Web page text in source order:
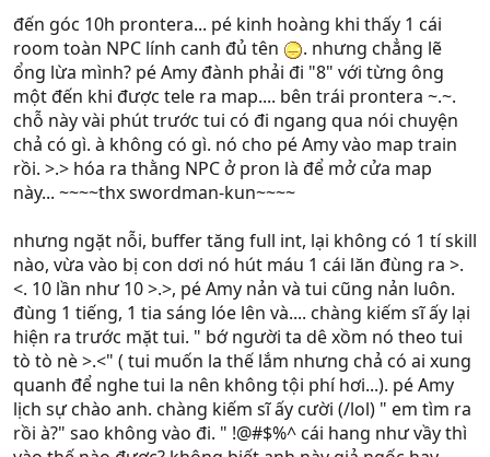
đến góc 10h prontera... pé kinh hoàng khi thấy 1 cái
room toàn NPC lính canh đủ tên
. nhưng chẳng lẽ
ổng lừa mình? pé Amy đành phải đi "8" với từng ông
một đến khi được tele ra map.... bên trái prontera ~.~.
chỗ này vài phút trước tui có đi ngang qua nói chuyện
chả có gì. à không có gì. nó cho pé Amy vào map train
rồi. >.> hóa ra thằng NPC ở pron là để mở cửa map
này... ~~~~thx swordman-kun~~~~
nhưng ngặt nỗi, buffer tăng full int, lại không có 1 tí skill
nào, vừa vào bị con dơi nó hút máu 1 cái lăn đùng ra >.
<. 10 lần như 10 >.>, pé Amy nản và tui cũng nản luôn.
đùng 1 tiếng, 1 tia sáng lóe lên và.... chàng kiếm sĩ ấy lại
hiện ra trước mặt tui. " bớ người ta dê xồm nó theo tui
tò tò nè >.<" ( tui muốn la thế lắm nhưng chả có ai xung
quanh để nghe tui la nên không tội phí hơi...). pé Amy
lịch sự chào anh. chàng kiếm sĩ ấy cười (/lol) " em tìm ra
rồi à?" sao không vào đi. " !@#$%^ cái hang như vầy thì